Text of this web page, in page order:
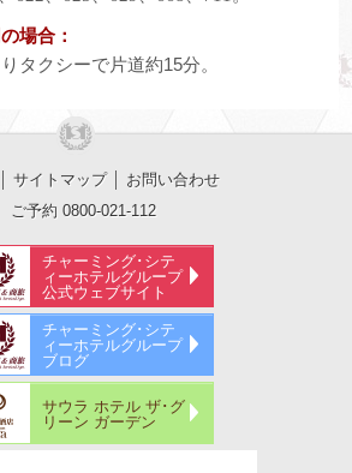
場合：
タクシーで片道約15分。
サイトマップ│ お問い合わせ
ご予約 0800-021-112
チャーミング･シテ
ィーホテルグループ
公式ウェブサイト
チャーミング･シテ
ィーホテルグループ
ブログ
サウラ ホテル ザ･グ
リーン ガーデン